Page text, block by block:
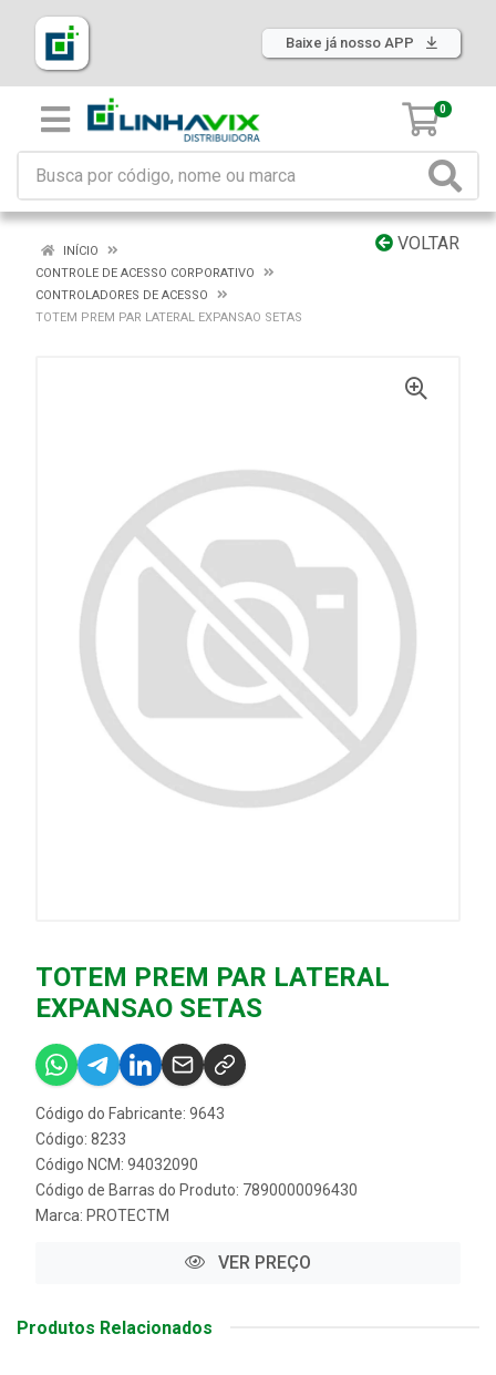
Baixe já nosso APP
0
VOLTAR
INÍCIO
CONTROLE DE ACESSO CORPORATIVO
CONTROLADORES DE ACESSO
TOTEM PREM PAR LATERAL EXPANSAO SETAS
TOTEM PREM PAR LATERAL
EXPANSAO SETAS
Código do Fabricante: 9643
Código: 8233
Código NCM: 94032090
Código de Barras do Produto: 7890000096430
Marca: PROTECTM
VER PREÇO
Produtos Relacionados